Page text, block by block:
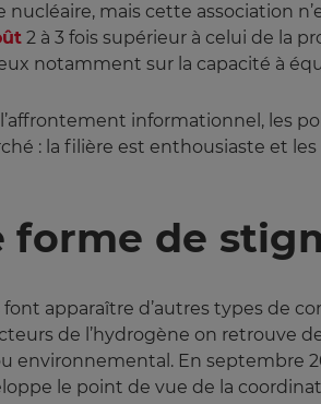
nucléaire, mais cette association
2 à 3 fois supérieur à celui de la
notamment sur la capacité à
informationnel, les
: la filière est enthousiaste et
forme de
apparaître d’autres types de
de l’hydrogène on retrouve
environnemental. En septembre
le point de vue de la